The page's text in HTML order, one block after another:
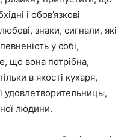
і обов’язкові
знаки, сигнали, які
у собі,
що вона потрібна,
в якості кухаря,
удовлетворительницы,
людини.